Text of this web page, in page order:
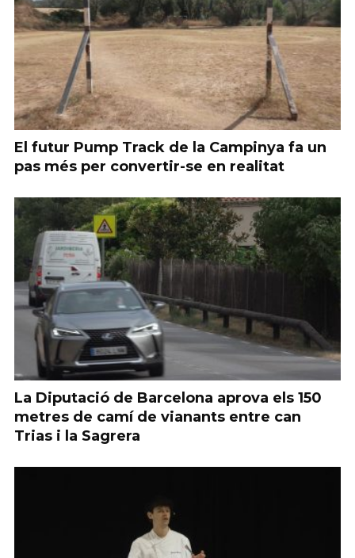
El futur Pump Track de la Campinya fa un
pas més per convertir-se en realitat
La Diputació de Barcelona aprova els 150
metres de camí de vianants entre can
Trias i la Sagrera